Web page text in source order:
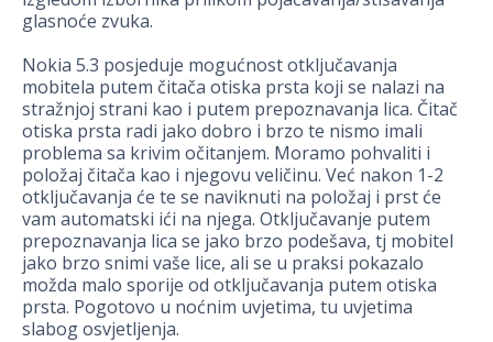
glasnoće zvuka.
Nokia 5.3 posjeduje mogućnost otključavanja
mobitela putem čitača otiska prsta koji se nalazi na
stražnjoj strani kao i putem prepoznavanja lica. Čitač
otiska prsta radi jako dobro i brzo te nismo imali
problema sa krivim očitanjem. Moramo pohvaliti i
položaj čitača kao i njegovu veličinu. Već nakon 1-2
otključavanja će te se naviknuti na položaj i prst će
vam automatski ići na njega. Otključavanje putem
prepoznavanja lica se jako brzo podešava, tj mobitel
jako brzo snimi vaše lice, ali se u praksi pokazalo
možda malo sporije od otključavanja putem otiska
prsta. Pogotovo u noćnim uvjetima, tu uvjetima
slabog osvjetljenja.